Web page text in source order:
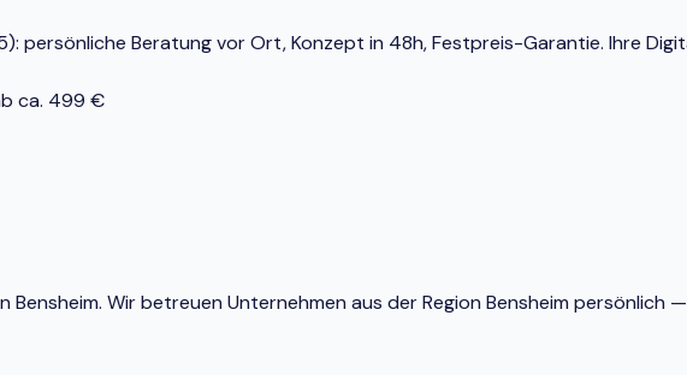
persönliche Beratung vor Ort, Konzept in 48h, Festpreis-Garantie. Ihre
ca. 499 €
Wir betreuen Unternehmen aus der Region Bensheim persönlich